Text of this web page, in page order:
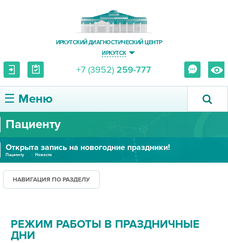
ИРКУТСКИЙ ДИАГНОСТИЧЕСКИЙ ЦЕНТР
ИРКУТСК
+7 (3952) 259-777
☰ Меню
О ЦЕНТРЕ
УСЛУГИ И ЦЕНЫ
ПАЦИЕНТУ
ПРАВОВАЯ ИНФОРМАЦИЯ
Пациенту
Открыта запись на новогодние праздники!
Пациенту Новости
НАВИГАЦИЯ ПО РАЗДЕЛУ
РЕЖИМ РАБОТЫ В ПРАЗДНИЧНЫЕ
ДНИ